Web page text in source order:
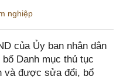
nghiệp
của Ủy ban nhân dân
Danh mục thủ tục
và được sửa đổi, bổ